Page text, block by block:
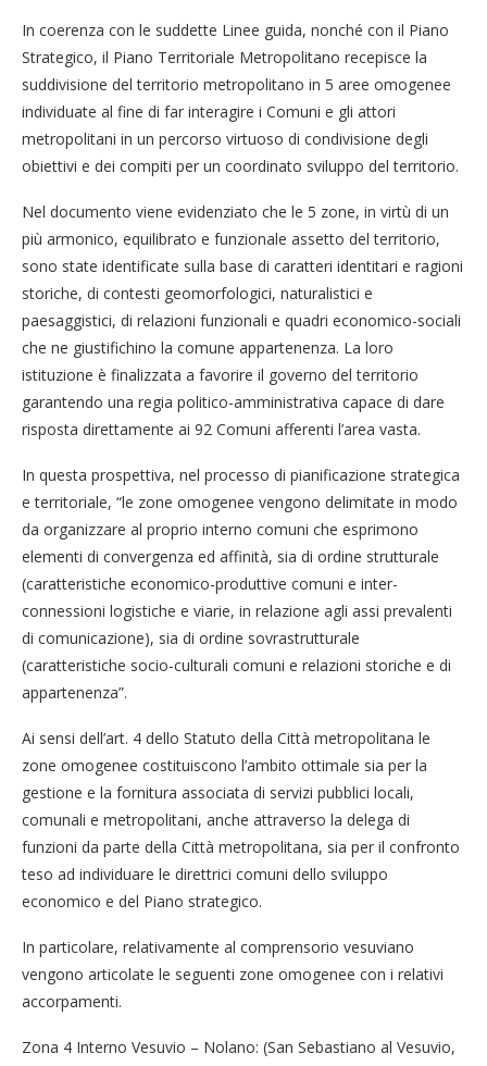
In coerenza con le suddette Linee guida, nonché con il Piano
Strategico, il Piano Territoriale Metropolitano recepisce la
suddivisione del territorio metropolitano in 5 aree omogenee
individuate al fine di far interagire i Comuni e gli attori
metropolitani in un percorso virtuoso di condivisione degli
obiettivi e dei compiti per un coordinato sviluppo del territorio.
Nel documento viene evidenziato che le 5 zone, in virtù di un
più armonico, equilibrato e funzionale assetto del territorio,
sono state identificate sulla base di caratteri identitari e ragioni
storiche, di contesti geomorfologici, naturalistici e
paesaggistici, di relazioni funzionali e quadri economico-sociali
che ne giustifichino la comune appartenenza. La loro
istituzione è finalizzata a favorire il governo del territorio
garantendo una regia politico-amministrativa capace di dare
risposta direttamente ai 92 Comuni afferenti l’area vasta.
In questa prospettiva, nel processo di pianificazione strategica
e territoriale, “le zone omogenee vengono delimitate in modo
da organizzare al proprio interno comuni che esprimono
elementi di convergenza ed affinità, sia di ordine strutturale
(caratteristiche economico-produttive comuni e inter-
connessioni logistiche e viarie, in relazione agli assi prevalenti
di comunicazione), sia di ordine sovrastrutturale
(caratteristiche socio-culturali comuni e relazioni storiche e di
appartenenza”.
Ai sensi dell’art. 4 dello Statuto della Città metropolitana le
zone omogenee costituiscono l’ambito ottimale sia per la
gestione e la fornitura associata di servizi pubblici locali,
comunali e metropolitani, anche attraverso la delega di
funzioni da parte della Città metropolitana, sia per il confronto
teso ad individuare le direttrici comuni dello sviluppo
economico e del Piano strategico.
In particolare, relativamente al comprensorio vesuviano
vengono articolate le seguenti zone omogenee con i relativi
accorpamenti.
Zona 4 Interno Vesuvio – Nolano: (San Sebastiano al Vesuvio,